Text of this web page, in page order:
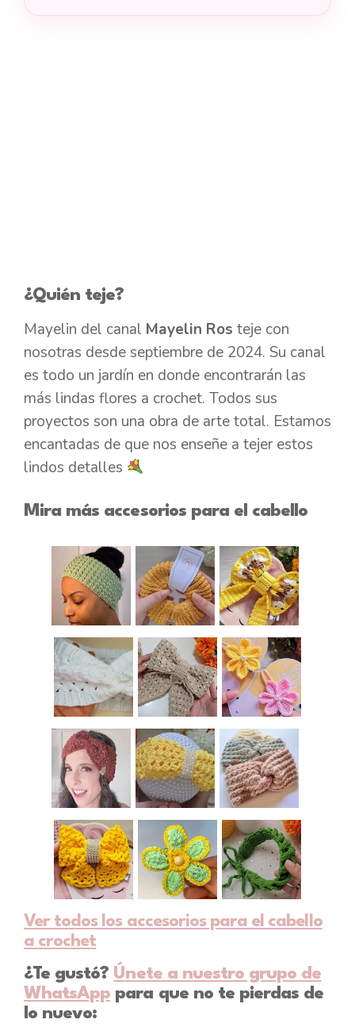
¿Quién teje?
Mayelin del canal Mayelin Ros teje con
nosotras desde septiembre de 2024. Su canal
es todo un jardín en donde encontrarán las
más lindas flores a crochet. Todos sus
proyectos son una obra de arte total. Estamos
encantadas de que nos enseñe a tejer estos
lindos detalles
Mira más accesorios para el cabello
Ver todos los accesorios para el cabello
a crochet
¿Te gustó? Únete a nuestro grupo de
WhatsApp para que no te pierdas de
lo nuevo: